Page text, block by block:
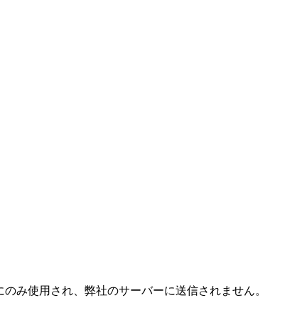
み使用され、弊社のサーバーに送信されません。